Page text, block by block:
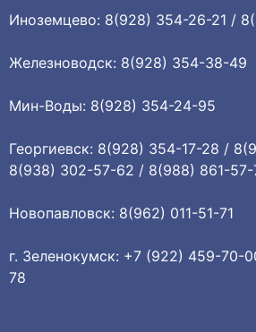
Иноземцево: 8(928) 354-26-21 /
Железноводск: 8(928) 354-38-49
Мин-Воды: 8(928) 354-24-95
Георгиевск: 8(928) 354-17-28 /
8(938) 302-57-62 / 8(988) 861-57-
Новопавловск: 8(962) 011-51-71
г. Зеленокумск: +7 (922) 459-70-
78